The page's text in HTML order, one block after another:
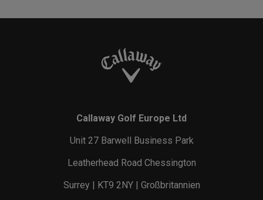
Callaway Golf Europe Ltd
Unit 27 Barwell Business Park
Leatherhead Road Chessington
Surrey | KT9 2NY | Großbritannien